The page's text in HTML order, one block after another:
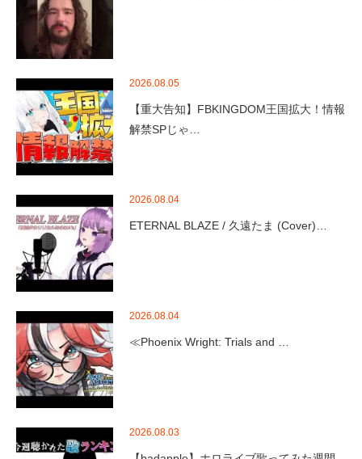
2026.08.05
【重大告知】FBKINGDOM王国拡大！情報
解禁SPじゃ…
2026.08.04
ETERNAL BLAZE / 久遠たま (Cover)…
2026.08.04
≪Phoenix Wright: Trials and …
2026.08.03